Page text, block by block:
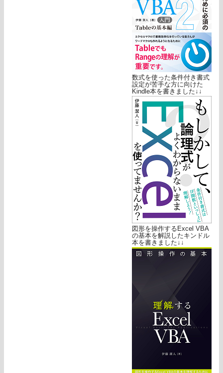
数式を使った条件付き書式
設定が苦手な方に向けた
Kindle本を書きました↓↓
図形を操作するExcel VBA
の基本を解説したキンドル
本を書きました↓↓